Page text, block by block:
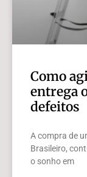
Como
entrega
defeitos
A compra de
Brasileiro,
o sonho em